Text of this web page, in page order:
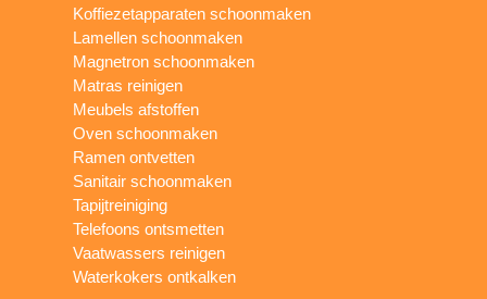
Koffiezetapparaten schoonmaken
Lamellen schoonmaken
Magnetron schoonmaken
Matras reinigen
Meubels afstoffen
Oven schoonmaken
Ramen ontvetten
Sanitair schoonmaken
Tapijtreiniging
Telefoons ontsmetten
Vaatwassers reinigen
Waterkokers ontkalken